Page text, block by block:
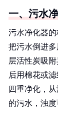
一、污水
污水净化器
把污水倒进
层活性炭吸
后用棉花或
四重净化，
的污水，浊度